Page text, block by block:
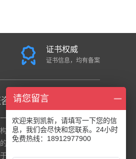
证书权威
证书信息，均有备案
询中心
家面向全国的国际综合
，公司是由一群资深顾
，团队有20年的实战经
南京。公司注重 “诚信
请您留言
欢迎来到凯新，请填写一下您的信
息，我们会尽快和您联系。24小时
免费热线：18912977900